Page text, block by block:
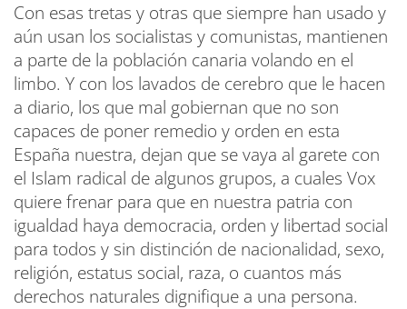
Con esas tretas y otras que siempre han usado y
aún usan los socialistas y comunistas, mantienen
a parte de la población canaria volando en el
limbo. Y con los lavados de cerebro que le hacen
a diario, los que mal gobiernan que no son
capaces de poner remedio y orden en esta
España nuestra, dejan que se vaya al garete con
el Islam radical de algunos grupos, a cuales Vox
quiere frenar para que en nuestra patria con
igualdad haya democracia, orden y libertad social
para todos y sin distinción de nacionalidad, sexo,
religión, estatus social, raza, o cuantos más
derechos naturales dignifique a una persona.